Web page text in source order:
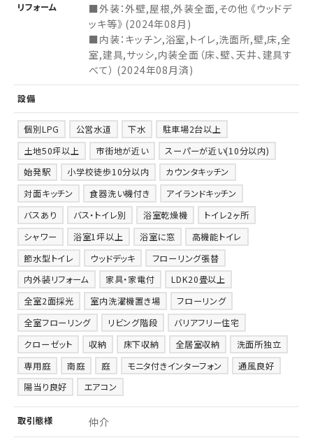
リフォーム
■外装：外壁,屋根,外装全面,その他 《ウッドデ
ッキ等》 (2024年08月)
■内装：キッチン,浴室,トイレ,洗面所,壁,床,全
室,建具,サッシ,内装全面（床、壁、天井、建具す
べて） (2024年08月済)
設備
個別LPG 公営水道 下水
駐車場2台以上
土地50坪以上
市街地が近い
スーパーが近い(10分以内)
始発駅
小学校徒歩10分以内
カウンタキッチン
対面キッチン
食器洗い機付き
アイランドキッチン
バスあり
バス・トイレ別 浴室乾燥機
トイレ2ヶ所
シャワー
浴室1坪以上 浴室に窓
高機能トイレ
節水型トイレ
ウッドデッキ
フローリング張替
内外装リフォーム
家具・家電付
LDK20畳以上
全室2面採光
室内洗濯機置き場
フローリング
全室フローリング
リビング階段
バリアフリー住宅
クローゼット
収納 床下収納 全居室収納
洗面所独立
専用庭
南庭 庭 モニタ付きインターフォン
通風良好
陽当り良好
エアコン
取引態様 仲介